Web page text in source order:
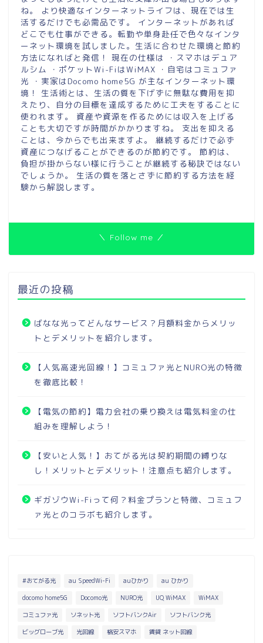
ね。 より快適なインターネットライフは、現在では生
活するだけでも必需品です。 インターネットがあれば
どこでも仕事ができる。転勤や単身赴任で色々なインタ
ーネット環境を試しました。生活に合わせた環境と節約
方法になればと発信！ 現在の仕様は ・スマホはデュア
ルシム ・ポケットWi-FiはWiMAX ・自宅はコミュファ
光 ・実家はDocomo home5G が主なインターネット環
境！ 生活術とは、生活の質を下げずに無駄な費用を抑
えたり、自分の目標を達成するために工夫をすることに
使われます。 資産や資源を作るためには収入を上げる
ことも大切ですが時間がかかりますね。 支出を抑える
ことは、今からでも出来ますよ。 継続するだけで必ず
資産につなげることができるのが節約です。 節約は、
負担が掛からない様に行うことが継続する秘訣ではない
でしょうか。 生活の質を落とさずに節約する方法を経
験から解説します。
＼ Follow me ／
最近の投稿
ばなな光ってどんなサービス？月額料金からメリッ
トとデメリットを紹介します。
【人気高速光回線！】コミュファ光とNURO光の特徴
を徹底比較！
【電気の節約】電力会社の乗り換えは電気料金の仕
組みを理解しよう！
【安いと人気！】おてがる光は契約期間の縛りな
し！メリットとデメリット！注意点も紹介します。
ギガゾウWi-Fiって何？料金プランと特徴、コミュフ
ァ光とのコラボも紹介します。
#おてがる光 au SpeedWi-Fi auひかり au ひかり
docomo home5G Docomo光 NURO光 UQ WiMAX WiMAX
コミュファ光 ソネット光 ソフトバンクAir ソフトバンク光
ビッグローブ光 光回線 格安スマホ 賃貸 ネット回線